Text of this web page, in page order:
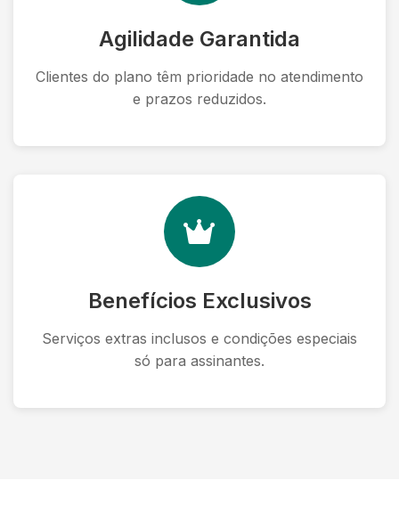
Agilidade Garantida
Clientes do plano têm prioridade no atendimento
e prazos reduzidos.
Benefícios Exclusivos
Serviços extras inclusos e condições especiais
só para assinantes.